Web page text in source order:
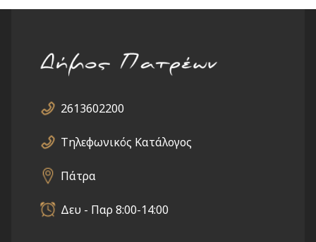
2613602200
Τηλεφωνικός Κατάλογος
Πάτρα
Δευ - Παρ 8:00-14:00